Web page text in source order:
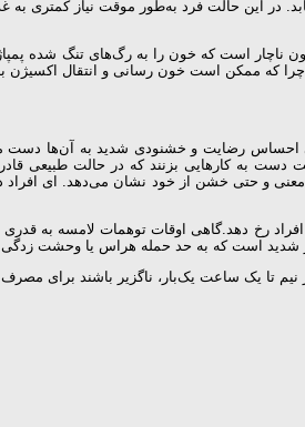
حالت فرد به‌طور موقت نیاز کمتری به
است که خون را به رگ‌های تنگ شده
که ممکن است خون رسانی و انتقال اکسیژن
احساس رضایت و خشنودی شدید به آن‌ها
به کارهایی بزنند که در حالت طبیعی
و حتی خشن از خود نشان می‌دهد. ای افراد
رخ دهد.گاهی اوقات توهمات لامسه به
شدید است که به حد حمله هراس یا وحشت